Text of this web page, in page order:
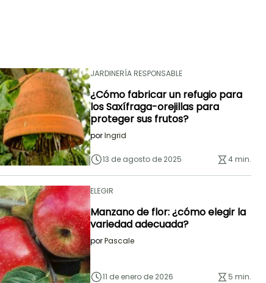
JARDINERÍA RESPONSABLE
¿Cómo fabricar un refugio para
los Saxífraga-orejillas para
proteger sus frutos?
porIngrid
13 de agosto de 2025 4 min.
ELEGIR
Manzano de flor: ¿cómo elegir la
variedad adecuada?
porPascale
11 de enero de 2026 5 min.